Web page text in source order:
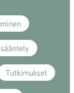
sääntely
Tutkimukset